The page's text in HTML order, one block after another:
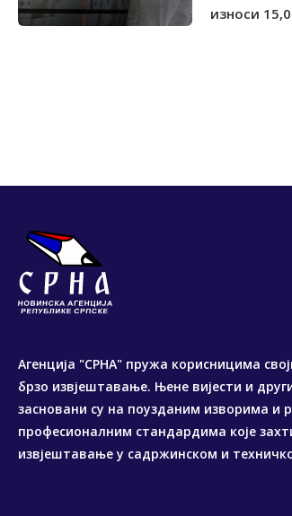
износи
Агенција "СРНА" пружа корисницима
брзо извјештавање. Њене вијести и
засновани су на поузданим изворима и
професионалним стандардима које
извјештавање у садржинском и